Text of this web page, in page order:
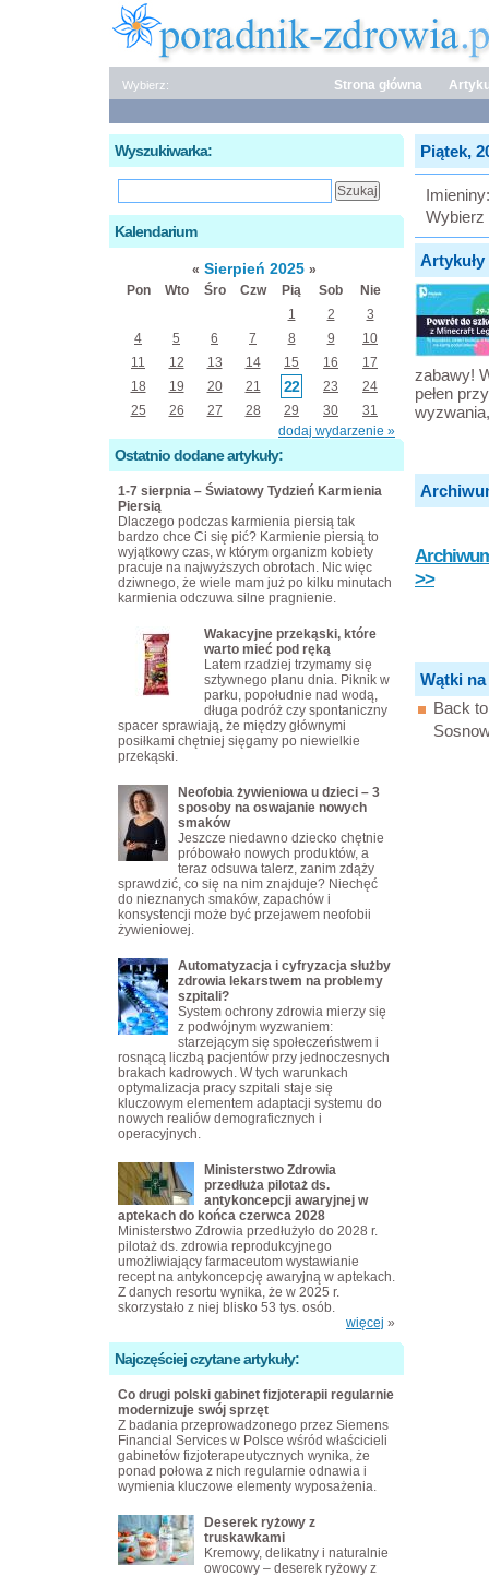
Wybierz: Strona główna
Piątek,
Wybierz
zabawy!
pełen
>>
Wątki
Back
Wyszukiwarka:
Kalendarium
« Sierpień 2025 »
Pon
Wto Śro Czw Pią Sob
Nie
1
2
3
4
5 6 7 8 9
10
11
12 13 14 15 16
17
18
19 20 21 22 23
24
25
26 27 28 29 30
31
dodaj wydarzenie »
Ostatnio dodane artykuły:
1-7 sierpnia – Światowy Tydzień Karmienia
Piersią
Dlaczego podczas karmienia piersią tak
bardzo chce Ci się pić? Karmienie piersią to
wyjątkowy czas, w którym organizm kobiety
pracuje na najwyższych obrotach. Nic więc
dziwnego, że wiele mam już po kilku minutach
karmienia odczuwa silne pragnienie.
Wakacyjne przekąski, które
warto mieć pod ręką
Latem rzadziej trzymamy się
sztywnego planu dnia. Piknik w
parku, popołudnie nad wodą,
długa podróż czy spontaniczny
spacer sprawiają, że między głównymi
posiłkami chętniej sięgamy po niewielkie
przekąski.
Neofobia żywieniowa u dzieci – 3
sposoby na oswajanie nowych
smaków
Jeszcze niedawno dziecko chętnie
próbowało nowych produktów, a
teraz odsuwa talerz, zanim zdąży
sprawdzić, co się na nim znajduje? Niechęć
do nieznanych smaków, zapachów i
konsystencji może być przejawem neofobii
żywieniowej.
Automatyzacja i cyfryzacja służby
zdrowia lekarstwem na problemy
szpitali?
System ochrony zdrowia mierzy się
z podwójnym wyzwaniem:
starzejącym się społeczeństwem i
rosnącą liczbą pacjentów przy jednoczesnych
brakach kadrowych. W tych warunkach
optymalizacja pracy szpitali staje się
kluczowym elementem adaptacji systemu do
nowych realiów demograficznych i
operacyjnych.
Ministerstwo Zdrowia
przedłuża pilotaż ds.
antykoncepcji awaryjnej w
aptekach do końca czerwca 2028
Ministerstwo Zdrowia przedłużyło do 2028 r.
pilotaż ds. zdrowia reprodukcyjnego
umożliwiający farmaceutom wystawianie
recept na antykoncepcję awaryjną w aptekach.
Z danych resortu wynika, że w 2025 r.
skorzystało z niej blisko 53 tys. osób.
więcej »
Najczęściej czytane artykuły:
Co drugi polski gabinet fizjoterapii regularnie
modernizuje swój sprzęt
Z badania przeprowadzonego przez Siemens
Financial Services w Polsce wśród właścicieli
gabinetów fizjoterapeutycznych wynika, że
ponad połowa z nich regularnie odnawia i
wymienia kluczowe elementy wyposażenia.
Deserek ryżowy z
truskawkami
Kremowy, delikatny i naturalnie
owocowy – deserek ryżowy z